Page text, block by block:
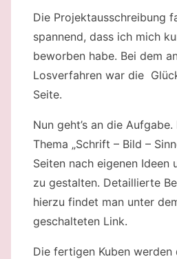
Die Projektausschreibung
spannend, dass ich mich
beworben habe. Bei dem
Losverfahren war die
Seite.
Nun geht’s an die
Thema „Schrift – Bild –
Seiten nach eigenen Ideen
zu gestalten. Detaillierte
hierzu findet man unter
geschalteten Link.
Die fertigen Kuben werden